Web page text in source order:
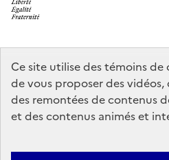
Ce site utilise des témoins de
de vous proposer des
des remontées de contenus
et des contenus animés et
data.gouv.fr
service-public.gouv.fr
Contact Mentions légales